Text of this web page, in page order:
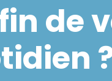
de